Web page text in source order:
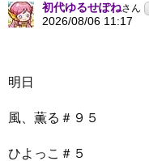
初代ゆるせぽねさん
2026/08/06 11:17
明日
風、薫る＃９５
ひよっこ＃５